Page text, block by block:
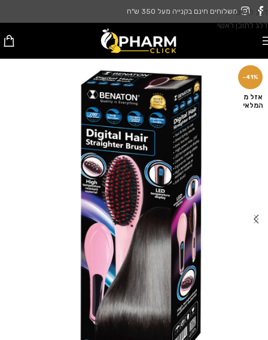
דלג לניווט
דלג לתוכן ראשי
משלוחים חינם בקנייה מעל 350 ש"ח
-41%
אזל מ
המלאי